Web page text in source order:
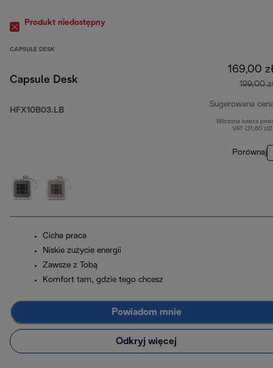
Produkt niedostępny
CAPSULE DESK
Capsule Desk
HFX10B03.LB
169,00
199,00
Sugerowana
Wliczona kwota
VAT (31,60
Porównaj
Cicha praca
Niskie zużycie energii
Zawsze z Tobą
Komfort tam, gdzie tego chcesz
Powiadom mnie
Odkryj więcej